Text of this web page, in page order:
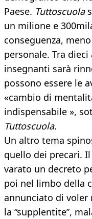
Paese. Tuttoscuola
un milione e
conseguenza,
personale. Tra
insegnanti sarà
possono essere le
«cambio di
indispensabile »,
Tuttoscuola.
Un altro tema
quello dei precari.
varato un decreto
poi nel limbo della
annunciato di voler
la “supplentite”,